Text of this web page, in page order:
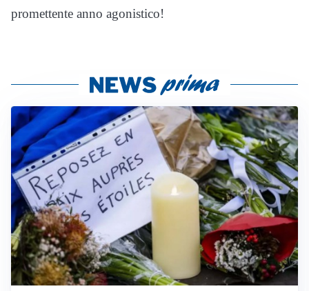
promettente anno agonistico!